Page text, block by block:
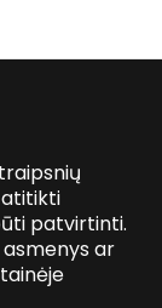
patvirtinti.
ar